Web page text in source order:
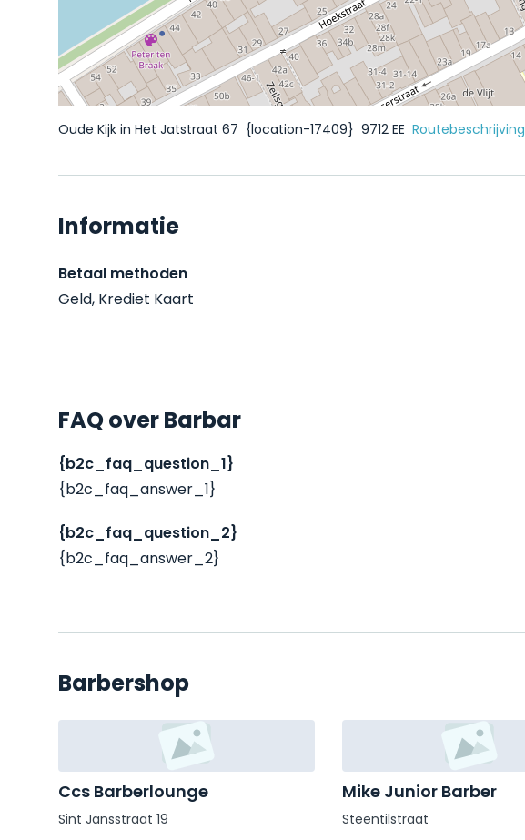
Oude Kijk in Het Jatstraat 67 {location-17409} 9712 EE Routebeschrijving
Informatie
Betaal methoden
Geld, Krediet Kaart
FAQ over Barbar
{b2c_faq_question_1}
{b2c_faq_answer_1}
{b2c_faq_question_2}
{b2c_faq_answer_2}
Barbershop
Ccs Barberlounge
Sint Jansstraat 19
Mike Junior Barber
Steentilstraat